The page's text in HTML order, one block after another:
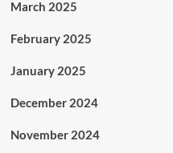
March 2025
February 2025
January 2025
December 2024
November 2024